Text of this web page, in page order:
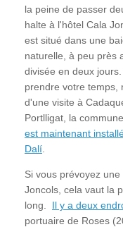
la peine de passer
halte à l'hôtel Cala
est situé dans une
naturelle, à peu près
divisée en deux
prendre votre temps,
d'une visite à
Portlligat, la
est maintenant
Dalí
Si vous prévoyez
Joncols, cela vaut la
long. Il y a deux
portuaire de Roses